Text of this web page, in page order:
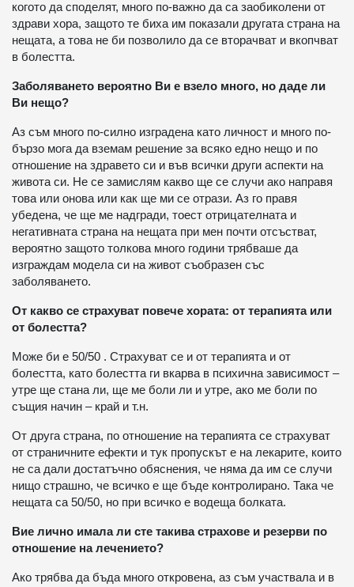
когото да споделят, много по-важно да са заобиколени от
здрави хора, защото те биха им показали другата страна на
нещата, а това не би позволило да се вторачват и вкопчват
в болестта.
Заболяването вероятно Ви е взело много, но даде ли
Ви нещо?
Аз съм много по-силно изградена като личност и много по-
бързо мога да вземам решение за всяко едно нещо и по
отношение на здравето си и във всички други аспекти на
живота си. Не се замислям какво ще се случи ако направя
това или онова или как ще ми се отрази. Аз го правя
убедена, че ще ме надгради, тоест отрицателната и
негативната страна на нещата при мен почти отсъстват,
вероятно защото толкова много години трябваше да
изграждам модела си на живот съобразен със
заболяването.
От какво се страхуват повече хората: от терапията или
от болестта?
Може би е 50/50 . Страхуват се и от терапията и от
болестта, като болестта ги вкарва в психична зависимост –
утре ще стана ли, ще ме боли ли и утре, ако ме боли по
същия начин – край и т.н.
От друга страна, по отношение на терапията се страхуват
от страничните ефекти и тук пропускът е на лекарите, които
не са дали достатъчно обяснения, че няма да им се случи
нищо страшно, че всичко е ще бъде контролирано. Така че
нещата са 50/50, но при всичко е водеща болката.
Вие лично имала ли сте такива страхове и резерви по
отношение на лечението?
Ако трябва да бъда много откровена, аз съм участвала и в